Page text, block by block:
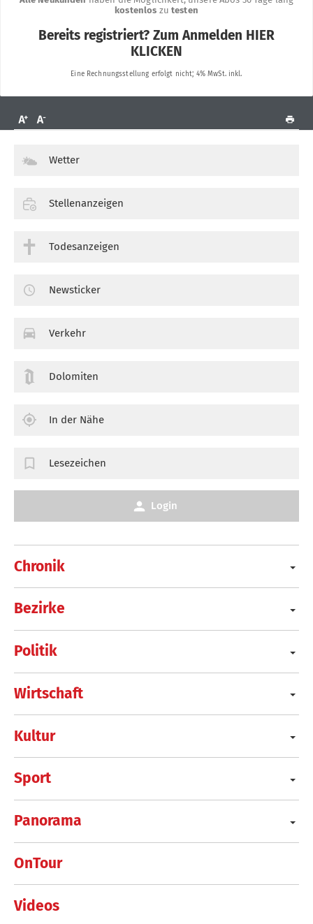
Chronik
Bezirke
Politik
Wirtschaft
Kultur
Sport
Panorama
OnTour
Videos
Wetter
Stellenanzeigen
Todesanzeigen
Newsticker
Verkehr
Dolomiten
In der Nähe
Lesezeichen
Login